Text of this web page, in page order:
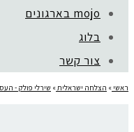
mojo בארגונים
בלוג
צור קשר
ראשי » הצלחה ישראלית» שירלי פולק -
נסטיה פייביש| ביצוע:zivuch